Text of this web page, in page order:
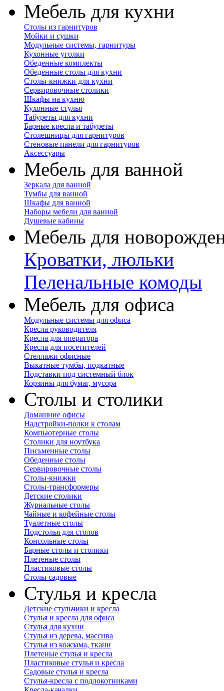
Мебель для кухни
Столы из гарнитуров
Мойки и сушки
Модульные системы, гарнитуры
Кухонные уголки
Обеденные комплекты
Обеденные столы для кухни
Столы-книжки для кухни
Сервировочные столики
Шкафы на кухню
Кухонные стулья
Табуреты для кухни
Барные кресла и табуреты
Столешницы для гарнитуров
Стеновые панели для гарнитуров
Аксессуары
Мебель для ванной
Зеркала для ванной
Тумбы для ванной
Шкафы для ванной
Наборы мебели для ванной
Душевые кабины
Мебель для
Кроватки, люльки
Пеленальные комоды
Мебель для офиса
Модульные системы для офиса
Кресла руководителя
Кресла для оператора
Кресла для посетителей
Стеллажи офисные
Выкатные тумбы, подкатные
Подставки под системный блок
Корзины для бумаг, мусора
Столы и столики
Домашние офисы
Надстройки-полки к столам
Компьютерные столы
Столики для ноутбука
Письменные столы
Обеденные столы
Сервировочные столы
Столы-книжки
Столы-трансформеры
Детские столики
Журнальные столы
Чайные и кофейные столы
Туалетные столы
Подстолья для столов
Консольные столы
Барные столы и столики
Плетеные столы
Пластиковые столы
Столы садовые
Стулья и кресла
Детские стульчики и кресла
Стулья и кресла для офиса
Стулья для кухни
Стулья из дерева, массива
Стулья из кожзама, ткани
Плетеные стулья и кресла
Пластиковые стулья и кресла
Садовые стулья и кресла
Стулья-кресла с подлокотниками